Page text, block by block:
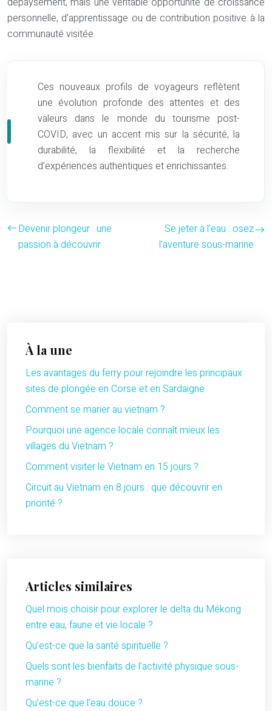
personnelle, d’apprentissage ou de contribution positive à la
communauté visitée.
Ces nouveaux profils de voyageurs reflètent
une évolution profonde des attentes et des
valeurs dans le monde du tourisme post-
COVID, avec un accent mis sur la sécurité, la
durabilité, la flexibilité et la recherche
d’expériences authentiques et enrichissantes.
Devenir plongeur : une
passion à découvrir
Se jeter à l’eau : osez
l’aventure sous-marine
À la une
Les avantages du ferry pour rejoindre les principaux
sites de plongée en Corse et en Sardaigne
Comment se marier au vietnam ?
Pourquoi une agence locale connaît mieux les
villages du Vietnam ?
Comment visiter le Vietnam en 15 jours ?
Circuit au Vietnam en 8 jours : que découvrir en
priorité ?
Articles similaires
Quel mois choisir pour explorer le delta du Mékong
entre eau, faune et vie locale ?
Qu’est-ce que la santé spirituelle ?
Quels sont les bienfaits de l’activité physique sous-
marine ?
Qu’est-ce que l’eau douce ?